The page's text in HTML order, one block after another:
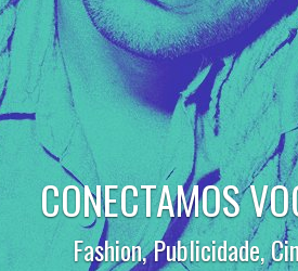
Aprenda,
Encontre cursos on-line em